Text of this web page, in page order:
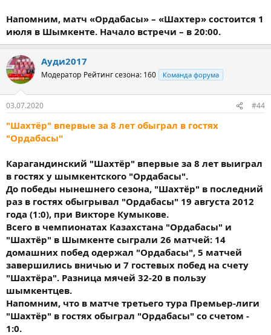
Напомним, матч «Ордабасы» – «Шахтер» состоится 1
июля в Шымкенте. Начало встречи – в 20:00.
Ауди2017
Модератор Рейтинг сезона: 160 Команда форума
03.07.2020 #44
"Шахтёр" впервые за 8 лет обыграл в гостях
"Ордабасы"
Карагандинский "Шахтёр" впервые за 8 лет выиграл
в гостях у шымкентского "Ордабасы".
До победы нынешнего сезона, "Шахтёр" в последний
раз в гостях обыгрывал "Ордабасы" 19 августа 2012
года (1:0), при Викторе Кумыкове.
Всего в чемпионатах Казахстана "Ордабасы" и
"Шахтёр" в Шымкенте сыграли 26 матчей: 14
домашних побед одержал "Ордабасы", 5 матчей
завершились вничью и 7 гостевых побед на счету
"Шахтёра". Разница мячей 32-20 в пользу
шымкентцев.
Напомним, что в матче третьего тура Премьер-лиги
"Шахтёр" в гостях обыграл "Ордабасы" со счетом -
1:0.